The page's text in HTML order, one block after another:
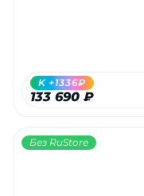
133 690 ₽
K +1336₽
Без RuStore